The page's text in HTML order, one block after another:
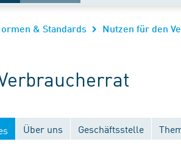
& Standards Nutzen für den
Über uns Geschäftsstelle